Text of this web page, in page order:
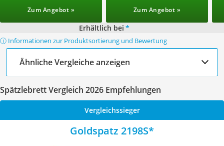
Zum Angebot » Zum Angebot »
Erhältlich bei *
ⓘ Informationen zur Produktsortierung und Bewertung
Ähnliche Vergleiche anzeigen
Spätzlebrett Vergleich 2026 Empfehlungen
Vergleichssieger
Goldspatz 2198S